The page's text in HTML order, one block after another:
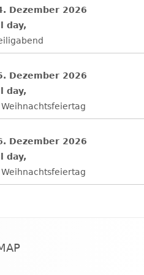
Dezember 2026
day,
Dezember 2026
day,
Weihnachtsfeiertag
Dezember 2026
day,
Weihnachtsfeiertag